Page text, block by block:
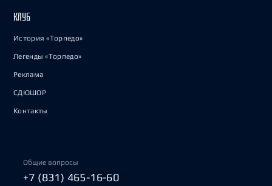
КЛУБ
История «Торпедо»
Легенды «Торпедо»
Реклама
СДЮШОР
Контакты
Общие вопросы
+7 (831) 465-16-60